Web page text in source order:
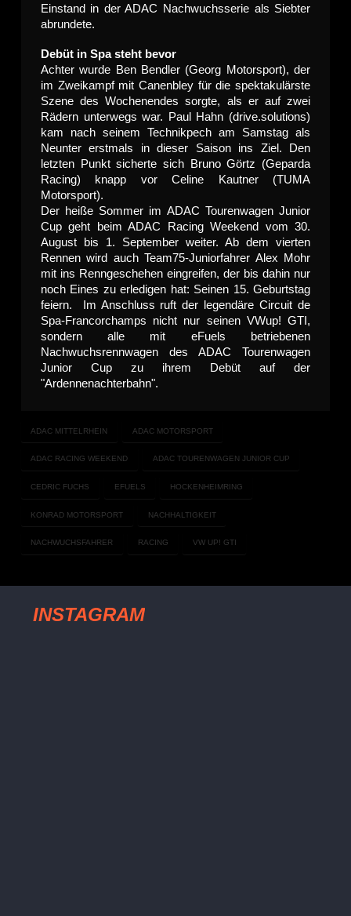
Einstand in der ADAC Nachwuchsserie als Siebter
abrundete.
Debüt in Spa steht bevor
Achter wurde Ben Bendler (Georg Motorsport), der
im Zweikampf mit Canenbley für die spektakulärste
Szene des Wochenendes sorgte, als er auf zwei
Rädern unterwegs war. Paul Hahn (drive.solutions)
kam nach seinem Technikpech am Samstag als
Neunter erstmals in dieser Saison ins Ziel. Den
letzten Punkt sicherte sich Bruno Görtz (Geparda
Racing) knapp vor Celine Kautner (TUMA
Motorsport).
Der heiße Sommer im ADAC Tourenwagen Junior
Cup geht beim ADAC Racing Weekend vom 30.
August bis 1. September weiter. Ab dem vierten
Rennen wird auch Team75-Juniorfahrer Alex Mohr
mit ins Renngeschehen eingreifen, der bis dahin nur
noch Eines zu erledigen hat: Seinen 15. Geburtstag
feiern. Im Anschluss ruft der legendäre Circuit de
Spa-Francorchamps nicht nur seinen VWup! GTI,
sondern alle mit eFuels betriebenen
Nachwuchsrennwagen des ADAC Tourenwagen
Junior Cup zu ihrem Debüt auf der
"Ardennenachterbahn".
ADAC MITTELRHEIN ADAC MOTORSPORT
ADAC RACING WEEKEND ADAC TOURENWAGEN JUNIOR CUP
CEDRIC FUCHS EFUELS HOCKENHEIMRING
KONRAD MOTORSPORT NACHHALTIGKEIT
NACHWUCHSFAHRER RACING VW UP! GTI
INSTAGRAM